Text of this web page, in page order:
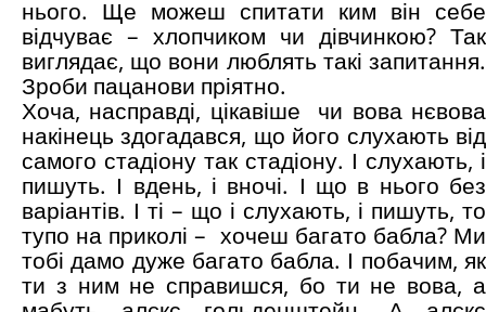
нього. Ще можеш спитати ким він себе
відчуває – хлопчиком чи дівчинкою? Так
виглядає, що вони люблять такі запитання.
Зроби пацанови пріятно.
Хоча, насправді, цікавіше чи вова нєвова
накінець здогадався, що його слухають від
самого стадіону так стадіону. І слухають, і
пишуть. І вдень, і вночі. І що в нього без
варіантів. І ті – що і слухають, і пишуть, то
тупо на приколі – хочеш багато бабла? Ми
тобі дамо дуже багато бабла. І побачим, як
ти з ним не справишся, бо ти не вова, а